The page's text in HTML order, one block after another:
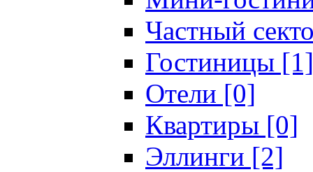
Частный
Гостиницы [1]
Отели [0]
Квартиры [0]
Эллинги [2]